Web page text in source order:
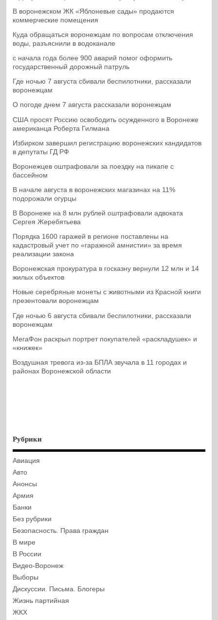
В воронежском ЖК «Яблоневые сады» продаются
коммерческие помещения
Куда обращаться воронежцам по вопросам отключения
воды, разъяснили в водоканале
с начала года более 900 аварий помог оформить
государственный дорожный патруль
Где ночью 7 августа сбивали беспилотники, рассказали
воронежцам
О погоде днем 7 августа рассказали воронежцам
США просят Россию освободить осужденного в Воронеже
американца Роберта Гилмана
Избирком завершил регистрацию воронежских кандидатов
в депутаты ГД РФ
Воронежцев оштрафовали за поездку на пикапе с
бассейном
В начале августа в воронежских магазинах на 11%
подорожали огурцы
В Воронеже на 8 млн рублей оштрафовали адвоката
Сергея Жеребятьева
Порядка 1600 гаражей в регионе поставлены на
кадастровый учет по «гаражной амнистии» за время
реализации закона
Воронежская прокуратура в госказну вернули 12 млн и 14
жилых объектов
Новые серебряные монеты с животными из Красной книги
презентовали воронежцам
Где ночью 6 августа сбивали беспилотники, рассказали
воронежцам
МегаФон раскрыл портрет покупателей «раскладушек» и
«книжек»
Воздушная тревога из-за БПЛА звучала в 11 городах и
районах Воронежской области
Рубрики
Авиация
Авто
Анонсы
Армия
Банки
Без рубрики
Безопасность. Права граждан
В мире
В России
Видео-Воронеж
Выборы
Дискуссии. Письма. Блогеры
Жизнь партийная
ЖКХ